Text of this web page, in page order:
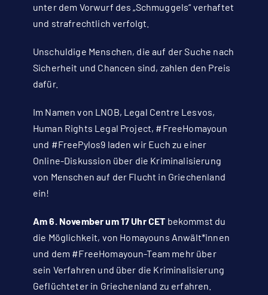
unter dem Vorwurf des „Schmuggels“ verhaftet
und strafrechtlich verfolgt.
Unschuldige Menschen, die auf der Suche nach
Sicherheit und Chancen sind, zahlen den Preis
dafür.
Im Namen von LNOB, Legal Centre Lesvos,
Human Rights Legal Project, #FreeHomayoun
und #FreePylos9 laden wir Euch zu einer
Online-Diskussion über die Kriminalisierung
von Menschen auf der Flucht in Griechenland
ein!
Am 6. November um 17 Uhr CET bekommst du
die Möglichkeit, von Homayouns Anwält*innen
und dem #FreeHomayoun-Team mehr über
sein Verfahren und über die Kriminalisierung
Geflüchteter in Griechenland zu erfahren.